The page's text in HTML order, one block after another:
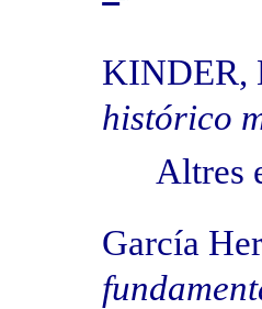
KINDER,
histórico
Altres
García